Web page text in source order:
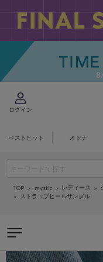
ログイン
ベストヒット オトナ
TOP mystic レディース
ストラップヒールサンダル